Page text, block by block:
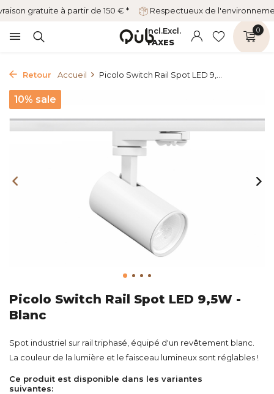
gratuite à partir de 150 € * Respectueux de
Incl.Excl.
TAXES
0
Retour Accueil Picolo Switch Rail Spot LED 9,...
10% sale
Picolo Switch Rail Spot LED 9,5W -
Blanc
Spot industriel sur rail triphasé, équipé d'un revêtement blanc.
La couleur de la lumière et le faisceau lumineux sont réglables !
Ce produit est disponible dans les variantes
suivantes: